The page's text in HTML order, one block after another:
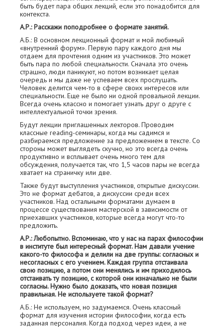
быть будет пара общих лекций, если это понадобится для
контекста.
А.Р.: Расскажи поподробнее о формате занятий.
А.Б.: В основном лекционный формат и мой любимый
«внутренний форум». Первую пару каждого дня мы
отдаем для прочтения одним из участников. Это может
быть пара по любой специальности. Сначала это очень
страшно, люди паникуют, но потом возникает целая
очередь и мы даже не успеваем всех прослушать.
Человек делится чем-то в сфере своих интересов или
специальности. Еще не было ни одной провальной лекции.
Всегда очень классно и помогает узнать друг о друге с
интеллектуальной точки зрения.
Будут лекции приглашенных лекторов. Проводим
классные reading-семинары, когда мы садимся и
разбираемся предложение за предложением в тексте. Со
стороны может выглядеть скучно, но это всегда очень
продуктивно и всплывает очень много тем для
обсуждения, получается так, что 1,5 часов пары не всегда
хватает на страничку или две.
Также будут выступления участников, открытые дискуссии.
Это не формат дебатов, а дискуссии среди всех
участников. Над остальными форматами думаем в
процессе существования мастерской в зависимости от
приехавших участников, которые всегда могут что-то
предложить.
А.Р.: Любопытно. Вспоминаю, что у нас на парах философии
в институте был интересный формат. Нам давали учение
какого-то философа и делили на две группы: согласных и
несогласных с его учением. Каждая группа отстаивала
свою позицию, а потом они менялись и им приходилось
отстаивать ту позицию, с которой они изначально не были
согласны. Нужно было доказать, что новая позиция
правильная. Не используете такой формат?
А.Б.: Не используем, но задумаемся. Очень классный
формат для изучения истории философии, когда есть
заданная персоналия. Когда подход через идеи, а не